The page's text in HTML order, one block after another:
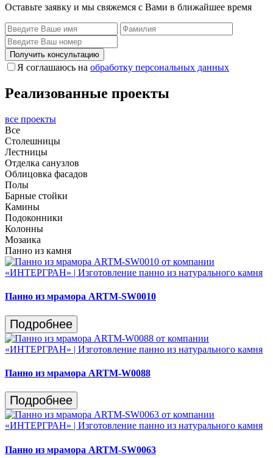
Оставьте заявку и мы свяжемся с Вами в ближайшее время
Получить консультацию
Я соглашаюсь на обработку персональных данных
Реализованные проекты
все проекты
Все
Столешницы
Лестницы
Отделка санузлов
Облицовка фасадов
Полы
Барные стойки
Камины
Подоконники
Колонны
Мозаика
Панно из камня
Панно из мрамора ARTM-SW0010
Подробнее
Панно из мрамора ARTM-W0088
Подробнее
Панно из мрамора ARTM-SW0063